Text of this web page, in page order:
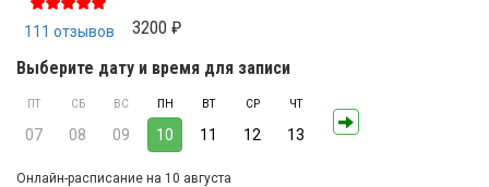
111 отзывов
3200 ₽
Выберите дату и время для записи
ПТ
07
СБ
08
ВС
09
ПН
10
ВТ
11
СР
12
ЧТ
13
Онлайн-расписание на 10 августа